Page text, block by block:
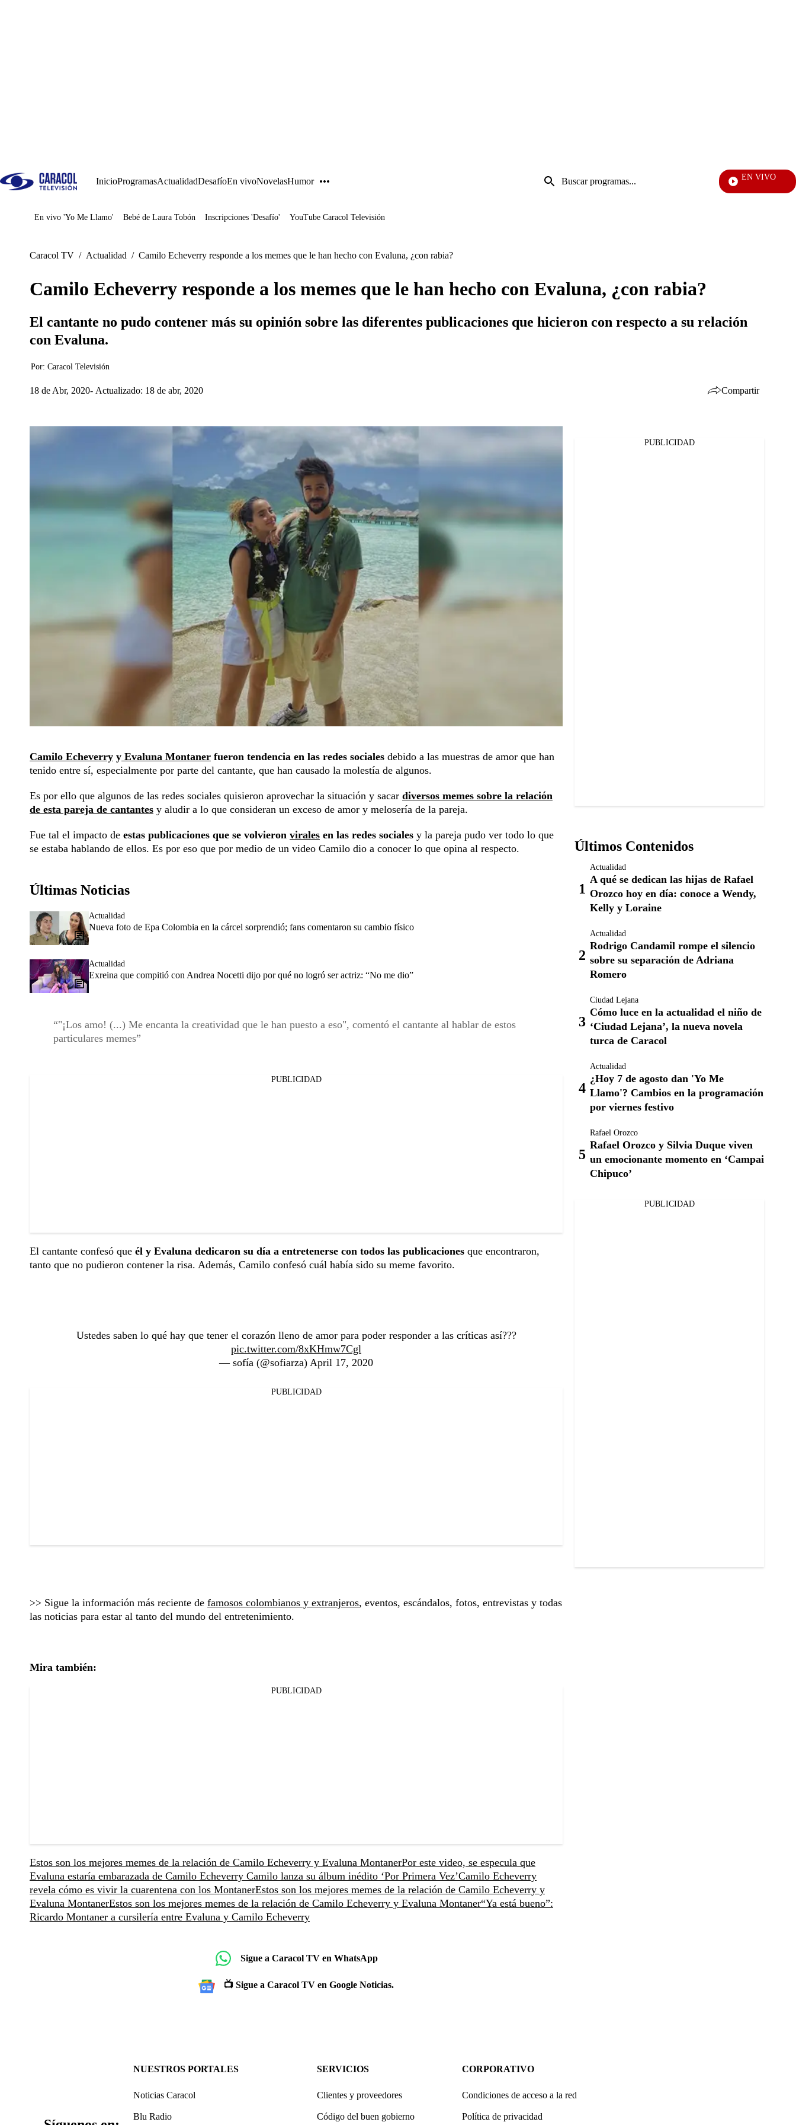
InicioProgramasActualidadDesafíoEn vivoNovelasHumor
Entrada
de
EN VIVO
Día A
Juegos
En vivo 'Yo Me Llamo' Bebé de Laura Tobón Inscripciones 'Desafío' YouTube Caracol Televisión
Caracol TV / Actualidad / Camilo Echeverry responde a los memes que le han hecho con Evaluna, ¿con rabia?
Camilo Echeverry responde a los memes que le han hecho con Evaluna, ¿con rabia?
El cantante no pudo contener más su opinión sobre las diferentes publicaciones que hicieron con respecto a su relación
con Evaluna.
Por: Caracol Televisión
18 de Abr, 2020 Actualizado: 18 de abr, 2020 Compartir
Camilo Echeverry y Evaluna Montaner fueron tendencia en las redes sociales debido a las muestras de amor que han
tenido entre sí, especialmente por parte del cantante, que han causado la molestía de algunos.
Es por ello que algunos de las redes sociales quisieron aprovechar la situación y sacar diversos memes sobre la relación
de esta pareja de cantantes y aludir a lo que consideran un exceso de amor y melosería de la pareja.
Fue tal el impacto de estas publicaciones que se volvieron virales en las redes sociales y la pareja pudo ver todo lo que
se estaba hablando de ellos. Es por eso que por medio de un video Camilo dio a conocer lo que opina al respecto.
Últimas Noticias
Actualidad
Nueva foto de Epa Colombia en la cárcel sorprendió; fans comentaron su cambio físico
Actualidad
Exreina que compitió con Andrea Nocetti dijo por qué no logró ser actriz: “No me dio”
"¡Los amo! (...) Me encanta la creatividad que le han puesto a eso", comentó el cantante al hablar de estos
particulares memes
PUBLICIDAD
El cantante confesó que él y Evaluna dedicaron su día a entretenerse con todos las publicaciones que encontraron,
tanto que no pudieron contener la risa. Además, Camilo confesó cuál había sido su meme favorito.
Ustedes saben lo qué hay que tener el corazón lleno de amor para poder responder a las críticas así???
pic.twitter.com/8xKHmw7Cgl
— sofía (@sofiarza) April 17, 2020
PUBLICIDAD
>> Sigue la información más reciente de famosos colombianos y extranjeros, eventos, escándalos, fotos, entrevistas y todas
las noticias para estar al tanto del mundo del entretenimiento.
Mira también:
PUBLICIDAD
Estos son los mejores memes de la relación de Camilo Echeverry y Evaluna MontanerPor este video, se especula que
Evaluna estaría embarazada de Camilo Echeverry Camilo lanza su álbum inédito ‘Por Primera Vez’Camilo Echeverry
revela cómo es vivir la cuarentena con los MontanerEstos son los mejores memes de la relación de Camilo Echeverry y
Evaluna MontanerEstos son los mejores memes de la relación de Camilo Echeverry y Evaluna Montaner“Ya está bueno”:
Ricardo Montaner a cursilería entre Evaluna y Camilo Echeverry
Sigue a Caracol TV en WhatsApp
📺 Sigue a Caracol TV en Google Noticias.
PUBLICIDAD
Últimos Contenidos
Actualidad
A qué se dedican las hijas de Rafael
Orozco hoy en día: conoce a Wendy,
Kelly y Loraine
Actualidad
Rodrigo Candamil rompe el silencio
sobre su separación de Adriana
Romero
Ciudad Lejana
Cómo luce en la actualidad el niño de
‘Ciudad Lejana’, la nueva novela
turca de Caracol
Actualidad
¿Hoy 7 de agosto dan 'Yo Me
Llamo'? Cambios en la programación
por viernes festivo
Rafael Orozco
Rafael Orozco y Silvia Duque viven
un emocionante momento en ‘Campai
Chipuco’
PUBLICIDAD
NUESTROS PORTALES
Noticias Caracol
Blu Radio
SERVICIOS
Clientes y proveedores
Código del buen gobierno
CORPORATIVO
Condiciones de acceso a la red
Política de privacidad